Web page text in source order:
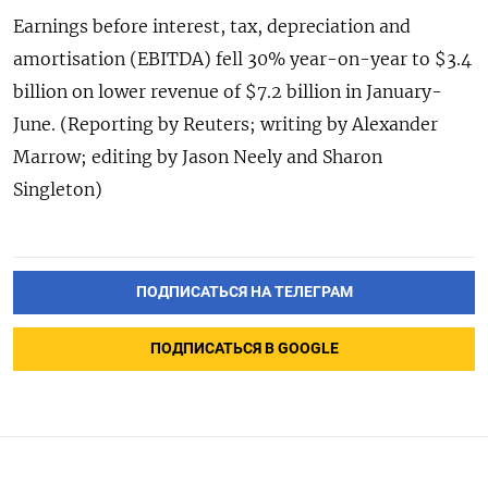
Earnings before interest, tax, depreciation and
amortisation (EBITDA) fell 30% year-on-year to $3.4
billion on lower revenue of $7.2 billion in January-
June. (Reporting by Reuters; writing by Alexander
Marrow; editing by Jason Neely and Sharon
Singleton)
ПОДПИСАТЬСЯ НА ТЕЛЕГРАМ
ПОДПИСАТЬСЯ В GOOGLE